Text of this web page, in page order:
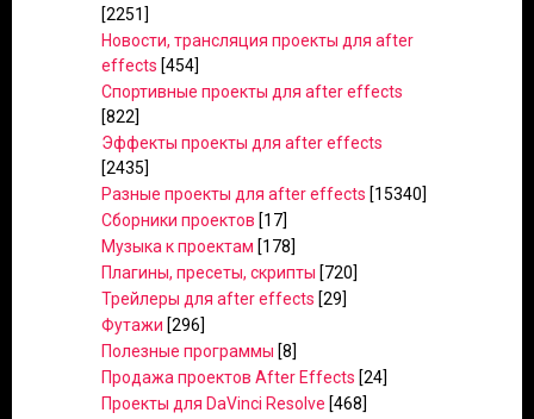
[2251]
Новости, трансляция проекты для after
effects [454]
Спортивные проекты для after effects
[822]
Эффекты проекты для after effects
[2435]
Разные проекты для after effects [15340]
Сборники проектов [17]
Музыка к проектам [178]
Плагины, пресеты, скрипты [720]
Трейлеры для after effects [29]
Футажи [296]
Полезные программы [8]
Продажа проектов After Effects [24]
Проекты для DaVinci Resolve [468]